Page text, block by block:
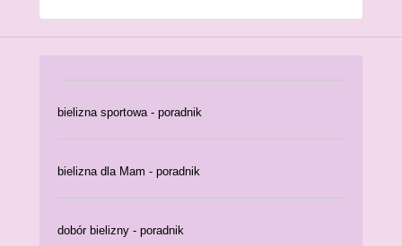
bielizna sportowa - poradnik
bielizna dla Mam - poradnik
dobór bielizny - poradnik